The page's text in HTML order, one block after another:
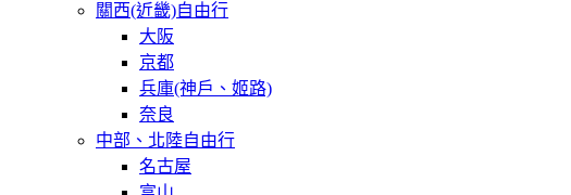
關西(近畿)自由行
大阪
京都
兵庫(神戶、姬路)
奈良
中部、北陸自由行
名古屋